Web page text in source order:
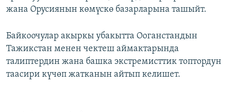
жана Орусиянын көмүскө базарларына ташыйт.
Байкоочулар акыркы убакытта Ооганстандын
Тажикстан менен чектеш аймактарында
талиптердин жана башка экстремисттик топтордун
таасири күчөп жатканын айтып келишет.